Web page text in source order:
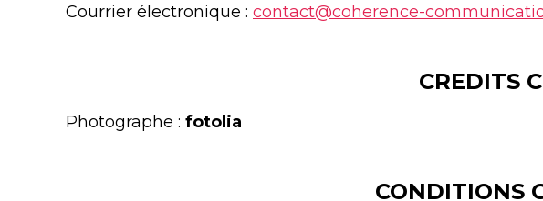
Courrier électronique : contact@coherence-
CREDITS
Photographe : fotolia
CONDITIONS